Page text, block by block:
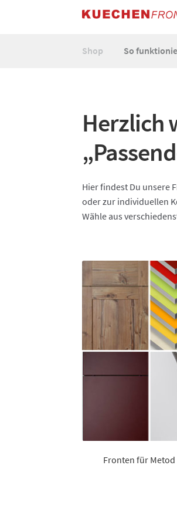
Zur
springen
Zum
springen
Shop So
So funktionierts
Herzlich
Hier findest Du unsere
oder zur individuellen
Wähle aus
Fronten für Metod